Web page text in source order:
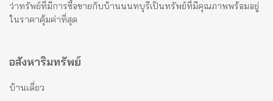
ว่าทรัพย์ที่มีการซื้อขายกับบ้านนนทบุรีเป็นทรัพย์ที่มีคุณภาพพร้อมอยู่
ในราคาคุ้มค่าที่สุด
อสังหาริมทรัพย์
บ้านเดี่ยว